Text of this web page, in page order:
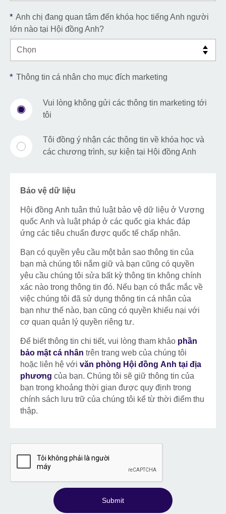
* Anh chị đang quan tâm đến khóa học tiếng Anh người
lớn nào tại Hội đồng Anh?
* Thông tin cá nhân cho mục đích marketing
Vui lòng không gửi các thông tin marketing tới
tôi
Tôi đồng ý nhận các thông tin về khóa học và
các chương trình, sự kiện tại Hội đồng Anh
Bảo vệ dữ liệu
Hội đồng Anh tuân thủ luật bảo vệ dữ liệu ở Vương
quốc Anh và luật pháp ở các quốc gia khác đáp
ứng các tiêu chuẩn được quốc tế chấp nhận.
Bạn có quyền yêu cầu một bản sao thông tin của
bạn mà chúng tôi nắm giữ và bạn cũng có quyền
yêu cầu chúng tôi sửa bất kỳ thông tin không chính
xác nào trong thông tin đó. Nếu bạn có thắc mắc về
việc chúng tôi đã sử dụng thông tin cá nhân của
bạn như thế nào, bạn cũng có quyền khiếu nại với
cơ quan quản lý quyền riêng tư.
Để biết thông tin chi tiết, vui lòng tham khảo phần
bảo mật cá nhân trên trang web của chúng tôi
hoặc liên hệ với văn phòng Hội đồng Anh tại địa
phương của bạn. Chúng tôi sẽ giữ thông tin của
bạn trong khoảng thời gian được quy định trong
chính sách lưu trữ của chúng tôi kể từ thời điểm thu
thập.
Submit